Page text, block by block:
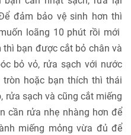
đảm bảo vệ sinh hơn thì
loãng 10 phút rồi mới
bạn được cắt bỏ chân và
bỏ vỏ, rửa sạch với nước
hoặc bạn thích thì thái
rửa sạch và cũng cắt miếng
cần rửa nhẹ nhàng hơn để
miếng mỏng vừa đủ để